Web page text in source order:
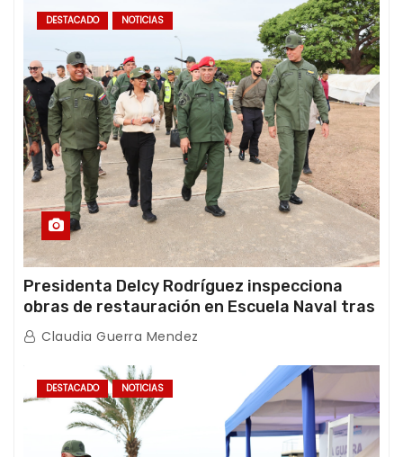
DESTACADO NOTICIAS
Presidenta Delcy Rodríguez inspecciona
obras de restauración en Escuela Naval tras
afectaciones sísmicas en La Guaira
Claudia Guerra Mendez
DESTACADO NOTICIAS